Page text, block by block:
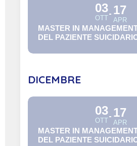
03
OTT
17
APR
MASTER IN
DEL PAZIENTE
DICEMBRE
03
OTT
17
APR
MASTER IN
DEL PAZIENTE